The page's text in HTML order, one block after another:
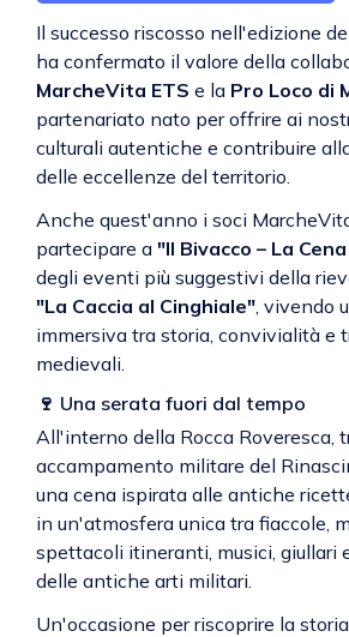
Il successo riscosso nell'edizione
ha confermato il valore della
MarcheVita ETS e la Pro Loco di
partenariato nato per offrire ai
culturali autentiche e contribuire
delle eccellenze del territorio.
Anche quest'anno i soci
partecipare a "Il Bivacco – La
degli eventi più suggestivi della
"La Caccia al Cinghiale", vivendo
immersiva tra storia, convivialità e
medievali.
🍷 Una serata fuori dal tempo
All'interno della Rocca Roveresca,
accampamento militare del
una cena ispirata alle antiche
in un'atmosfera unica tra fiaccole,
spettacoli itineranti, musici, giullari
delle antiche arti militari.
Un'occasione per riscoprire la